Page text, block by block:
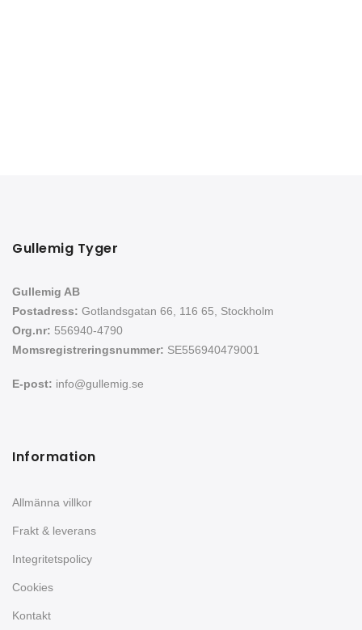
Gullemig Tyger
Gullemig AB
Postadress: Gotlandsgatan 66, 116 65, Stockholm
Org.nr: 556940-4790
Momsregistreringsnummer: SE556940479001
E-post: info@gullemig.se
Information
Allmänna villkor
Frakt & leverans
Integritetspolicy
Cookies
Kontakt